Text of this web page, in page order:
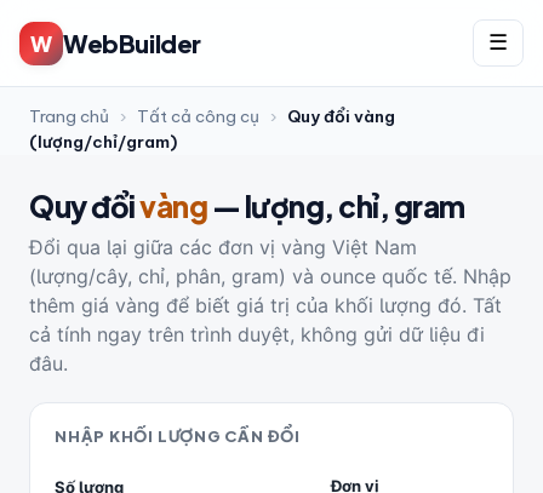
W WebBuilder ☰
Trang chủ › Tất cả công cụ › Quy đổi vàng
(lượng/chỉ/gram)
Quy đổivàng — lượng, chỉ, gram
Đổi qua lại giữa các đơn vị vàng Việt Nam
(lượng/cây, chỉ, phân, gram) và ounce quốc tế. Nhập
thêm giá vàng để biết giá trị của khối lượng đó. Tất
cả tính ngay trên trình duyệt, không gửi dữ liệu đi
đâu.
NHẬP KHỐI LƯỢNG CẦN ĐỔI
Số lượng Đơn vị